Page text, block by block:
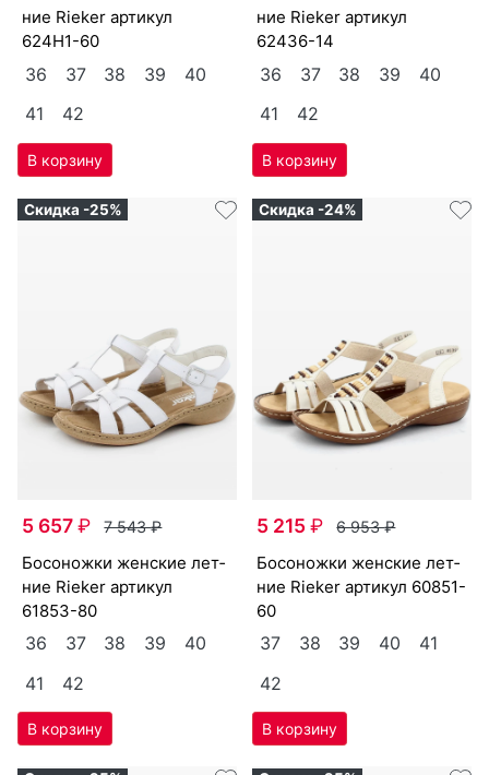
ние Ri­eker артикул
624H1-60
36 37 38 39
40
41
42
ние Ri­eker артикул
62436-14
36 37 38 39
40
41
42
Скидка -25%
5 657₽ 7 543₽
бо­сонож­ки женс­кие лет­
ние Ri­eker артикул
61853-80
36 37 38 39
40
41
42
Скидка -24%
5 215₽ 6 953₽
бо­сонож­ки женс­кие лет­
ние Ri­eker артикул 60851-
60
37 38 39 40
41
42